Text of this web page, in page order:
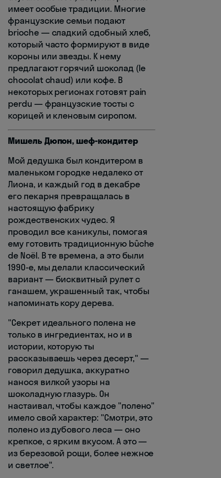
имеет особые традиции. Многие
французские семьи подают
brioche — сладкий сдобный хлеб,
который часто формируют в виде
короны или звезды. К нему
предлагают горячий шоколад (le
chocolat chaud) или кофе. В
некоторых регионах готовят pain
perdu — французские тосты с
корицей и кленовым сиропом.
Мишель Дюпон, шеф-кондитер
Мой дедушка был кондитером в
маленьком городке недалеко от
Лиона, и каждый год в декабре
его пекарня превращалась в
настоящую фабрику
рождественских чудес. Я
проводил все каникулы, помогая
ему готовить традиционную bûche
de Noël. В те времена, а это были
1990-е, мы делали классический
вариант — бисквитный рулет с
ганашем, украшенный так, чтобы
напоминать кору дерева.
"Секрет идеального полена не
только в ингредиентах, но и в
истории, которую ты
рассказываешь через десерт," —
говорил дедушка, аккуратно
нанося вилкой узоры на
шоколадную глазурь. Он
настаивал, чтобы каждое "полено"
имело свой характер: "Смотри, это
полено из дубового леса — оно
крепкое, с ярким вкусом. А это —
из березовой рощи, более нежное
и светлое".